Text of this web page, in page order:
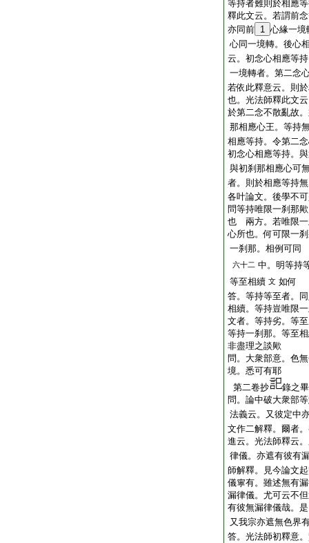
等持者難則於相應
釋此文云。若謂前
亦同前 1 心緣一境
心同一境轉。後心
云。初念心相應等
一境轉者。第二念
若依此釋意云。則
也。光法師釋此文
於第二念不散亂故
那相應心王。等持
相應等持。令第二
初念心相應等持。
與初刹那相應心可
者。則於相應等持
各叶論文。後學不
問等持唯限一刹那歟
也 兩方。若唯限
心所也。何可限一
一刹那。相例可同
六十二 中。明等持
等至相續 文 如何
答。等持等至者。
相續。等持豈唯限
文者。等持劣。等
等持一刹那。等至
非盡理之談歟
問。大衆部意。色
境。悉可有耶
第二卷抄
錄之畢
問。論中破大衆部
法義云。又彼定中
文作二解釋。爾者
進云。光法師釋云
律儀。亦遮有彼有
師解釋。見今論文
儀寧有。雖述無有
漏律儀。尤可云不
有彼無漏律儀哉。
又我宗亦遮無色界
答。光法師初釋意